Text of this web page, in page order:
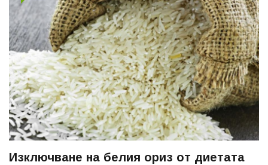
Изключване на белия ориз от диетата